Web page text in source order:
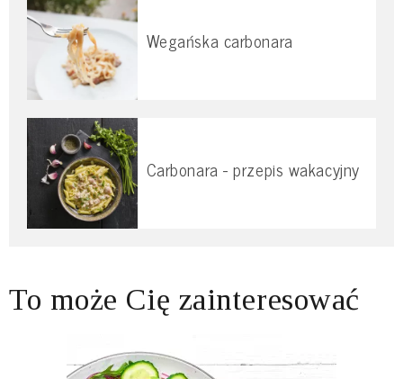
Wegańska carbonara
Carbonara - przepis wakacyjny
To może Cię zainteresować